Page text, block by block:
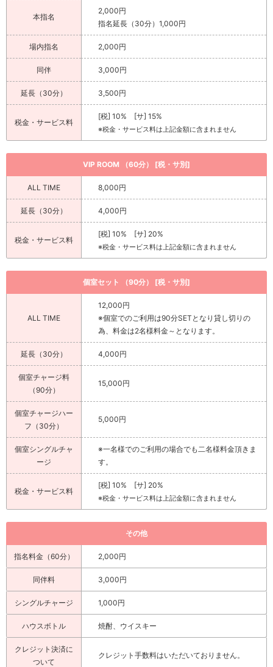
本指名
2,000円
指名延長（30分）1,000円
場内指名 2,000円
同伴 3,000円
延長（30分） 3,500円
税金・サービス料
[税] 10% [サ] 15%
※税金・サービス料は上記金額に含まれません
VIP ROOM （60分） [税・サ別]
ALL TIME 8,000円
延長（30分） 4,000円
税金・サービス料
[税] 10% [サ] 20%
※税金・サービス料は上記金額に含まれません
個室セット （90分） [税・サ別]
ALL TIME
12,000円
※個室でのご利用は90分SETとなり貸し切りの
為、料金は2名様料金～となります。
延長（30分） 4,000円
個室チャージ料
（90分）
15,000円
個室チャージハー
フ（30分）
5,000円
個室シングルチャ
ージ
※一名様でのご利用の場合でも二名様料金頂きま
す。
税金・サービス料
[税] 10% [サ] 20%
※税金・サービス料は上記金額に含まれません
その他
指名料金（60分） 2,000円
同伴料 3,000円
シングルチャージ 1,000円
ハウスボトル 焼酎、ウイスキー
クレジット決済に
ついて
クレジット手数料はいただいておりません。